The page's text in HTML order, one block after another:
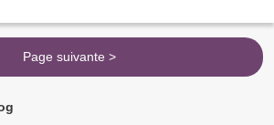
Page suivante >